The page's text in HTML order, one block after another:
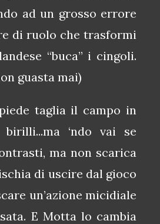
ad un grosso errore
di ruolo che trasformi
“buca” i cingoli.
guasta mai)
taglia il campo in
‘ndo vai se
ma non scarica
di uscire dal gioco
un’azione micidiale
E Motta lo cambia